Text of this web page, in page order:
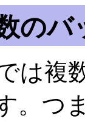
のバ
は
。つ